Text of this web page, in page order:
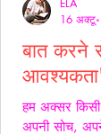
बात करने
हम अक्सर किसी
अपनी सोच,
ELA
16